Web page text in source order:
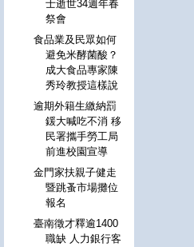
士逝世34週年春
祭會
食品業及民眾如何
避免米酵菌酸？
成大食品專家陳
秀玲教授這樣說
逾期外籍生繳納罰
鍰大喊吃不消 移
民署攜手勞工局
前進校園宣導
金門家扶親子健走
暨跳蚤市場攤位
報名
臺南徵才釋逾1400
職缺 人力銀行客